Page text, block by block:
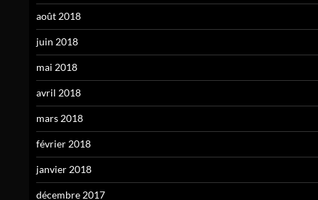
août 2018
juin 2018
mai 2018
avril 2018
mars 2018
février 2018
janvier 2018
décembre 2017